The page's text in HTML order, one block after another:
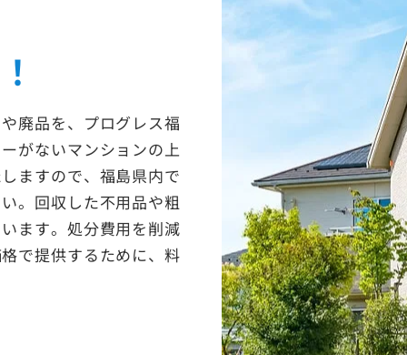
廃品を、プログレス福
がないマンションの上
ますので、福島県内で
。回収した不用品や粗
ます。処分費用を削減
で提供するために、料